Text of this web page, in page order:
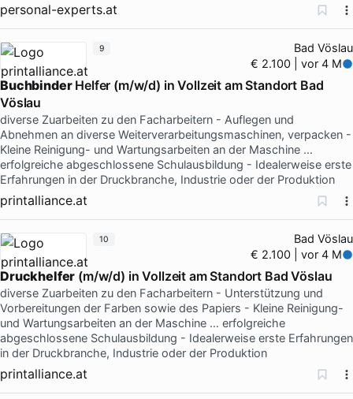
personal-experts.at
Bad Vöslau
€ 2.100 | vor 4 M
BuchbinderHelfer (m/w/d) in Vollzeit am Standort Bad
Vöslau
diverse Zuarbeiten zu den Facharbeitern - Auflegen und
Abnehmen an diverse Weiterverarbeitungsmaschinen, verpacken -
Kleine Reinigung- und Wartungsarbeiten an der Maschine …
erfolgreiche abgeschlossene Schulausbildung - Idealerweise erste
Erfahrungen in der Druckbranche, Industrie oder der Produktion
printalliance.at
9
Bad Vöslau
€ 2.100 | vor 4 M
Druckhelfer (m/w/d) in Vollzeit am Standort Bad Vöslau
diverse Zuarbeiten zu den Facharbeitern - Unterstützung und
Vorbereitungen der Farben sowie des Papiers - Kleine Reinigung-
und Wartungsarbeiten an der Maschine … erfolgreiche
abgeschlossene Schulausbildung - Idealerweise erste Erfahrungen
in der Druckbranche, Industrie oder der Produktion
printalliance.at
10